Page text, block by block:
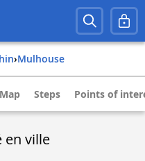
› mulhouse
Map Steps Points of
en ville